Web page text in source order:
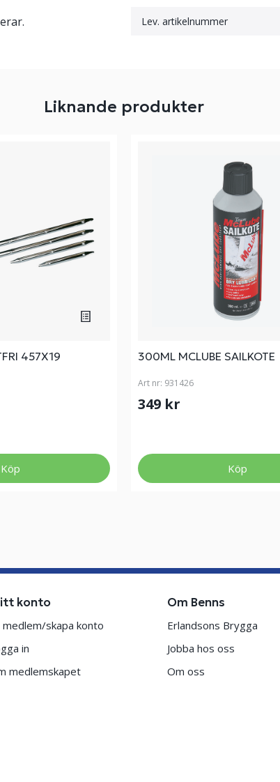
Lev. artikelnummer
Liknande produkter
457X19
Köp
300ML MCLUBE SAILKOTE
Art nr: 931426
349 kr
Köp
konto
medlem/skapa konto
in
medlemskapet
Om Benns
Erlandsons Brygga
Jobba hos oss
Om oss